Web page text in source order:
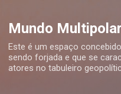
Mundo
Este é um espaço
sendo forjada e que se
atores no tabuleiro